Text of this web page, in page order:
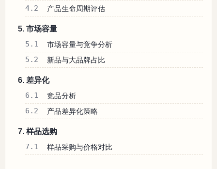
4.2 产品生命周期评估
5. 市场容量
5.1 市场容量与竞争分析
5.2 新品与大品牌占比
6. 差异化
6.1 竞品分析
6.2 产品差异化策略
7. 样品选购
7.1 样品采购与价格对比